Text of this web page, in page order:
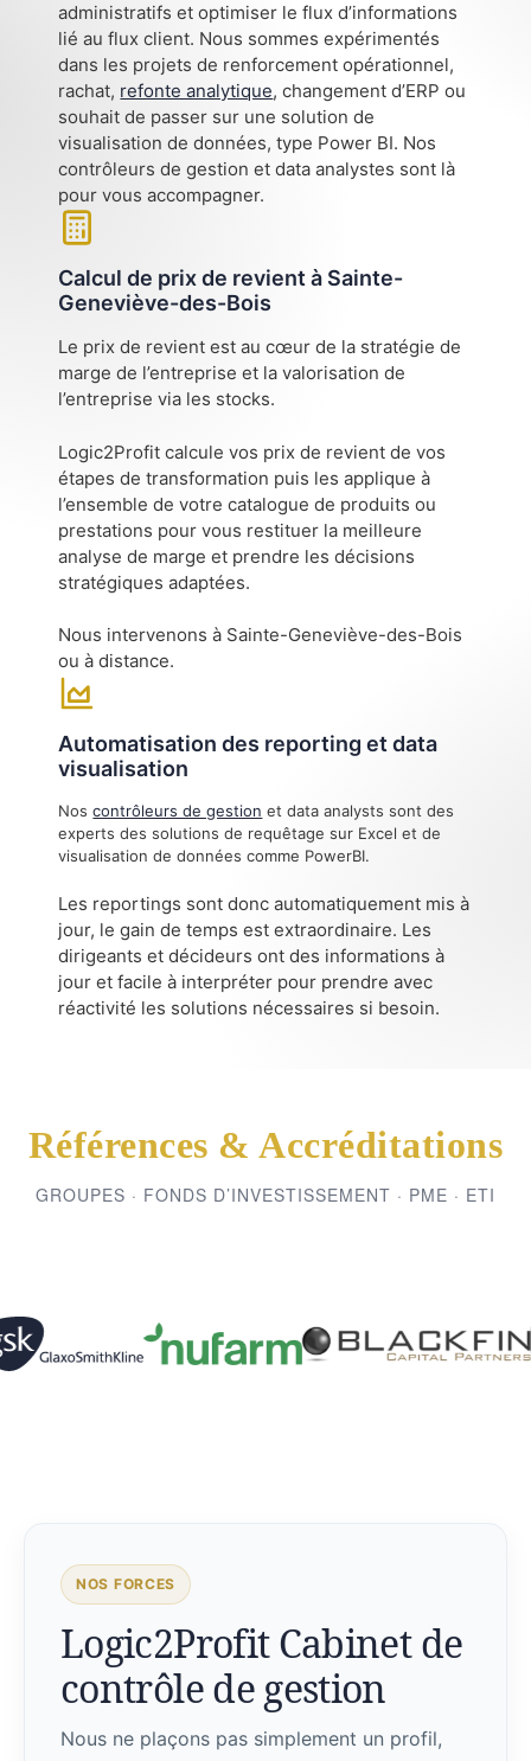
administratifs et optimiser le flux d’informations
lié au flux client. Nous sommes expérimentés
dans les projets de renforcement opérationnel,
rachat, refonte analytique, changement d’ERP ou
souhait de passer sur une solution de
visualisation de données, type Power BI. Nos
contrôleurs de gestion et data analystes sont là
pour vous accompagner.
Calcul de prix de revient à Sainte-
Geneviève-des-Bois
Le prix de revient est au cœur de la stratégie de
marge de l’entreprise et la valorisation de
l’entreprise via les stocks.
Logic2Profit calcule vos prix de revient de vos
étapes de transformation puis les applique à
l’ensemble de votre catalogue de produits ou
prestations pour vous restituer la meilleure
analyse de marge et prendre les décisions
stratégiques adaptées.
Nous intervenons à Sainte-Geneviève-des-Bois
ou à distance.
Automatisation des reporting et data
visualisation
Noscontrôleurs de gestion et data analysts sont des
experts des solutions de requêtage sur Excel et de
visualisation de données comme PowerBI.
Les reportings sont donc automatiquement mis à
jour, le gain de temps est extraordinaire. Les
dirigeants et décideurs ont des informations à
jour et facile à interpréter pour prendre avec
réactivité les solutions nécessaires si besoin.
Références & Accréditations
GROUPES · FONDS D’INVESTISSEMENT · PME · ETI
NOS FORCES
Logic2Profit Cabinet de
contrôle de gestion
Nous ne plaçons pas simplement un profil,